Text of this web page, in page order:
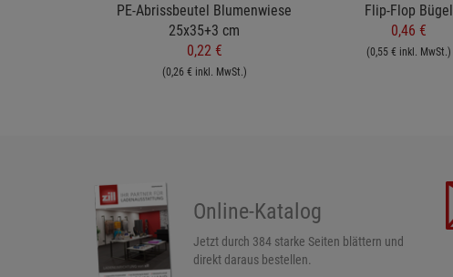
PE-Abrissbeutel Blumenwiese
25x35+3 cm
0,22 €
(0,26 € inkl. MwSt.)
Flip-Flop Bügel
0,46 €
(0,55 € inkl. MwSt.)
Online-Katalog
Jetzt durch 384 starke Seiten blättern und
direkt daraus bestellen.